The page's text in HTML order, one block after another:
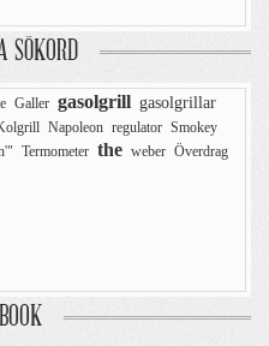
SÖKORD
Galler gasolgrill gasolgrillar
Napoleon regulator Smokey
Termometer the weber Överdrag